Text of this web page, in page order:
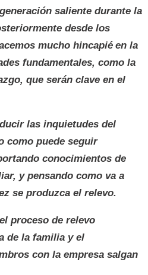
saliente durante la
desde los
mucho hincapié en la
fundamentales, como la
que serán clave en el
las inquietudes del
como puede seguir
conocimientos de
y pensando como va a
se produzca el relevo.
proceso de relevo
de la familia y el
con la empresa salgan